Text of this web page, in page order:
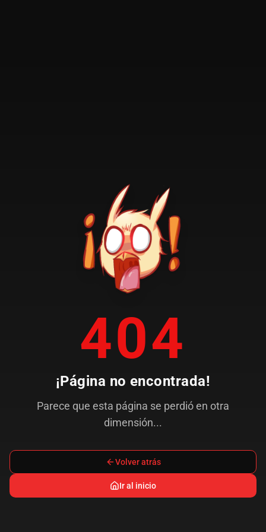
404
¡Página no encontrada!
Parece que esta página se perdió en otra
dimensión...
Volver atrás
Ir al inicio